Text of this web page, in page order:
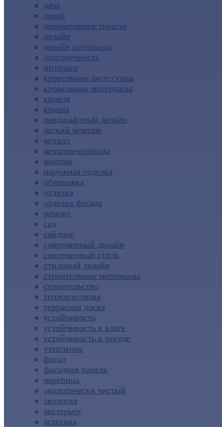
дача
декор
декоративные панели
дизайн
дизайн интерьера
долговечность
интерьер
кровельные аксессуары
кровельные материалы
кровля
крыша
ландшафтный дизайн
легкий монтаж
металл
металлочерепица
монтаж
наружная отделка
облицовка
отделка
отделка фасада
ремонт
сад
сайдинг
современный дизайн
современный стиль
стильный дизайн
строительные материалы
строительство
теплоизоляция
террасная доска
устойчивость
устойчивость к влаге
устойчивость к погоде
утепление
фасад
фасадная панель
черепица
экологически чистый
экология
экстерьер
эстетика